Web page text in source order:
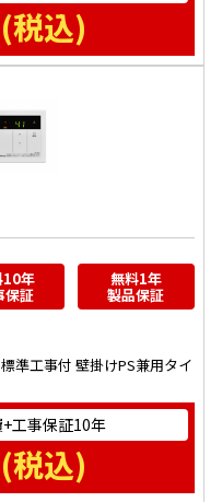
税込)
10年
保証
無料1年
製品保証
準工事付 壁掛けPS兼用タイ
工事保証10年
税込)